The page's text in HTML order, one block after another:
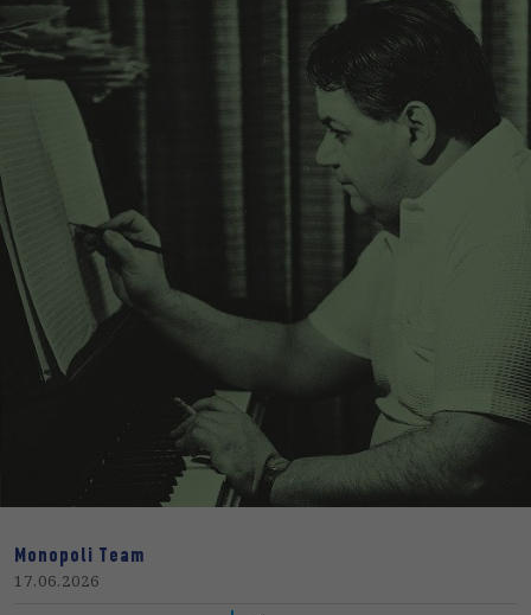
Monopoli Team
17.06.2026